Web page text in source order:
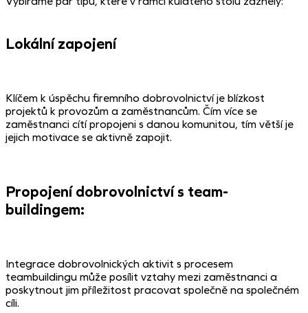
Lokální zapojení
Klíčem k úspěchu firemního dobrovolnictví je blízkost
projektů k provozům a zaměstnancům. Čím více se
zaměstnanci cítí propojeni s danou komunitou, tím větší je
jejich motivace se aktivně zapojit.
Propojení dobrovolnictví s team-
buildingem:
Integrace dobrovolnických aktivit s procesem
teambuildingu může posílit vztahy mezi zaměstnanci a
poskytnout jim příležitost pracovat společně na společném
cíli.